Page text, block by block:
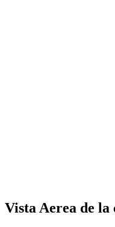
Vista Aerea de